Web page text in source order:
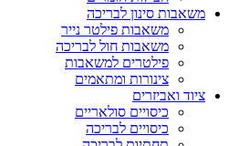
משאבות סינון לבריכה
משאבות פילטר נייר
משאבות חול לבריכה
פילטרים למשאבות
צינורות ומתאמים
ציוד ואביזרים
כיסויים סולאריים
כיסויים לבריכה